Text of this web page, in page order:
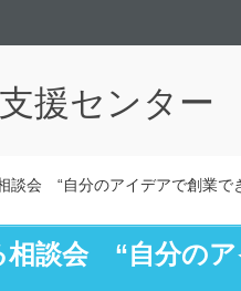
援センター
談会 “自分のアイデアで創業で
相談会 “自分の